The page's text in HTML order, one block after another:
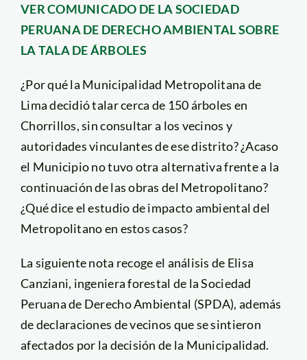
VER COMUNICADO DE LA SOCIEDAD
PERUANA DE DERECHO AMBIENTAL SOBRE
LA TALA DE ÁRBOLES
¿Por qué la Municipalidad Metropolitana de
Lima decidió talar cerca de 150 árboles en
Chorrillos, sin consultar a los vecinos y
autoridades vinculantes de ese distrito? ¿Acaso
el Municipio no tuvo otra alternativa frente a la
continuación de las obras del Metropolitano?
¿Qué dice el estudio de impacto ambiental del
Metropolitano en estos casos?
La siguiente nota recoge el análisis de Elisa
Canziani, ingeniera forestal de la Sociedad
Peruana de Derecho Ambiental (SPDA), además
de declaraciones de vecinos que se sintieron
afectados por la decisión de la Municipalidad.